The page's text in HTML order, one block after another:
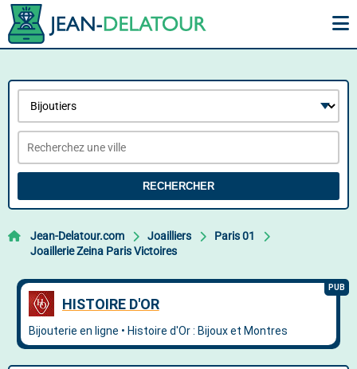
RECHERCHER
Jean-Delatour.com Joailliers
Paris 01
Joaillerie Zeina Paris Victoires